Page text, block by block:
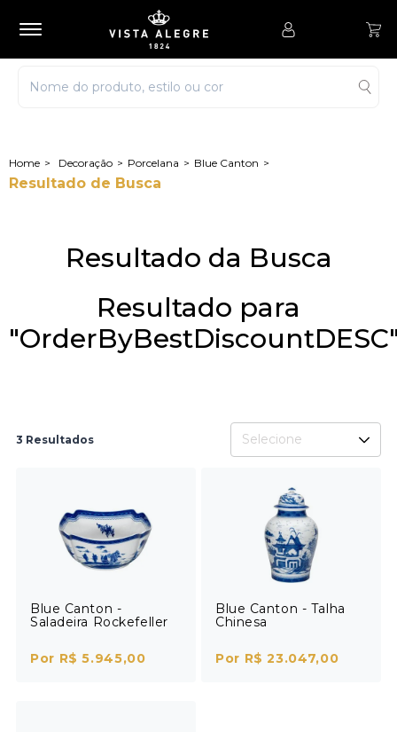
Decoração Porcelana Blue Canton
Resultado de Busca
Resultado da Busca
Resultado para
3 Resultados Selecione
Blue Canton -
Saladeira Rockefeller
Por R$ 5.945,00
Blue Canton - Talha
Chinesa
Por R$ 23.047,00